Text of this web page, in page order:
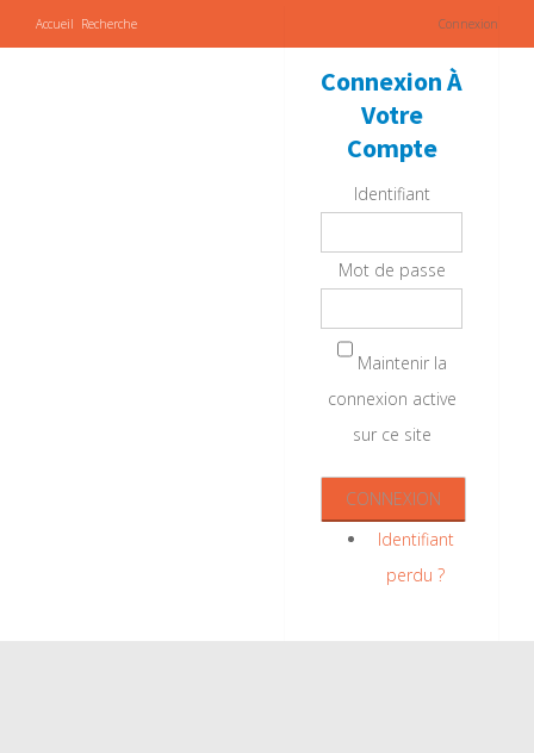
Accueil Recherche Connexion
Connexion À
Votre
Compte
Identifiant
Mot de passe
Maintenir la
connexion active
sur ce site
Identifiant
perdu ?